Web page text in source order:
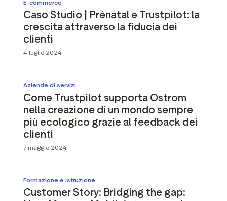
E-commerce
Caso Studio | Prénatal e Trustpilot: la
crescita attraverso la fiducia dei
clienti
4 luglio 2024
Aziende di servizi
Come Trustpilot supporta Ostrom
nella creazione di un mondo sempre
più ecologico grazie al feedback dei
clienti
7 maggio 2024
Formazione e istruzione
Customer Story: Bridging the gap: